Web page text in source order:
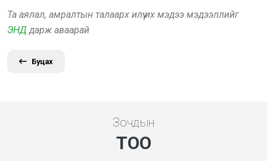
Та аялал, амралтын талаарх илүү их мэдээ мэдээллийг
ЭНД дарж аваарай
Буцах
Зочдын
ТОО